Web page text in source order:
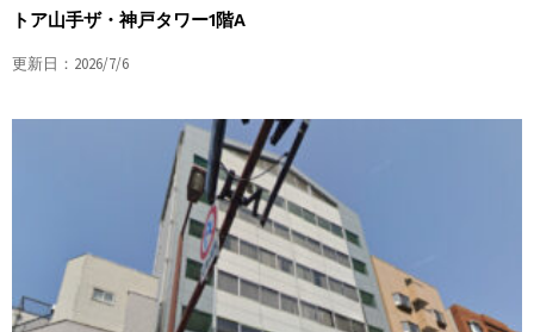
トア山手ザ・神戸タワー1階A
更新日：2026/7/6